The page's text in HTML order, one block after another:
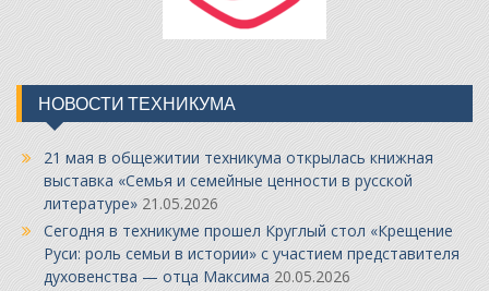
НОВОСТИ ТЕХНИКУМА
21 мая в общежитии техникума открылась книжная
выставка «Семья и семейные ценности в русской
литературе» 21.05.2026
Сегодня в техникуме прошел Круглый стол «Крещение
Руси: роль семьи в истории» с участием представителя
духовенства — отца Максима 20.05.2026